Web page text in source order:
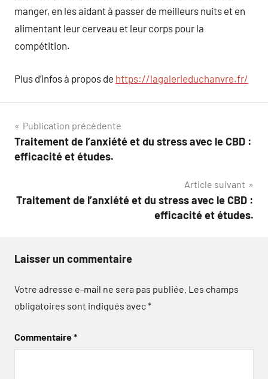
manger, en les aidant à passer de meilleurs nuits et en
alimentant leur cerveau et leur corps pour la
compétition.
Plus d’infos à propos de https://lagalerieduchanvre.fr/
Navigation
de
Publication précédente
Traitement de l’anxiété et du stress avec le CBD :
efficacité et études.
Article suivant
Traitement de l’anxiété et du stress avec le CBD :
efficacité et études.
Laisser un commentaire
Votre adresse e-mail ne sera pas publiée. Les champs
obligatoires sont indiqués avec*
Commentaire*